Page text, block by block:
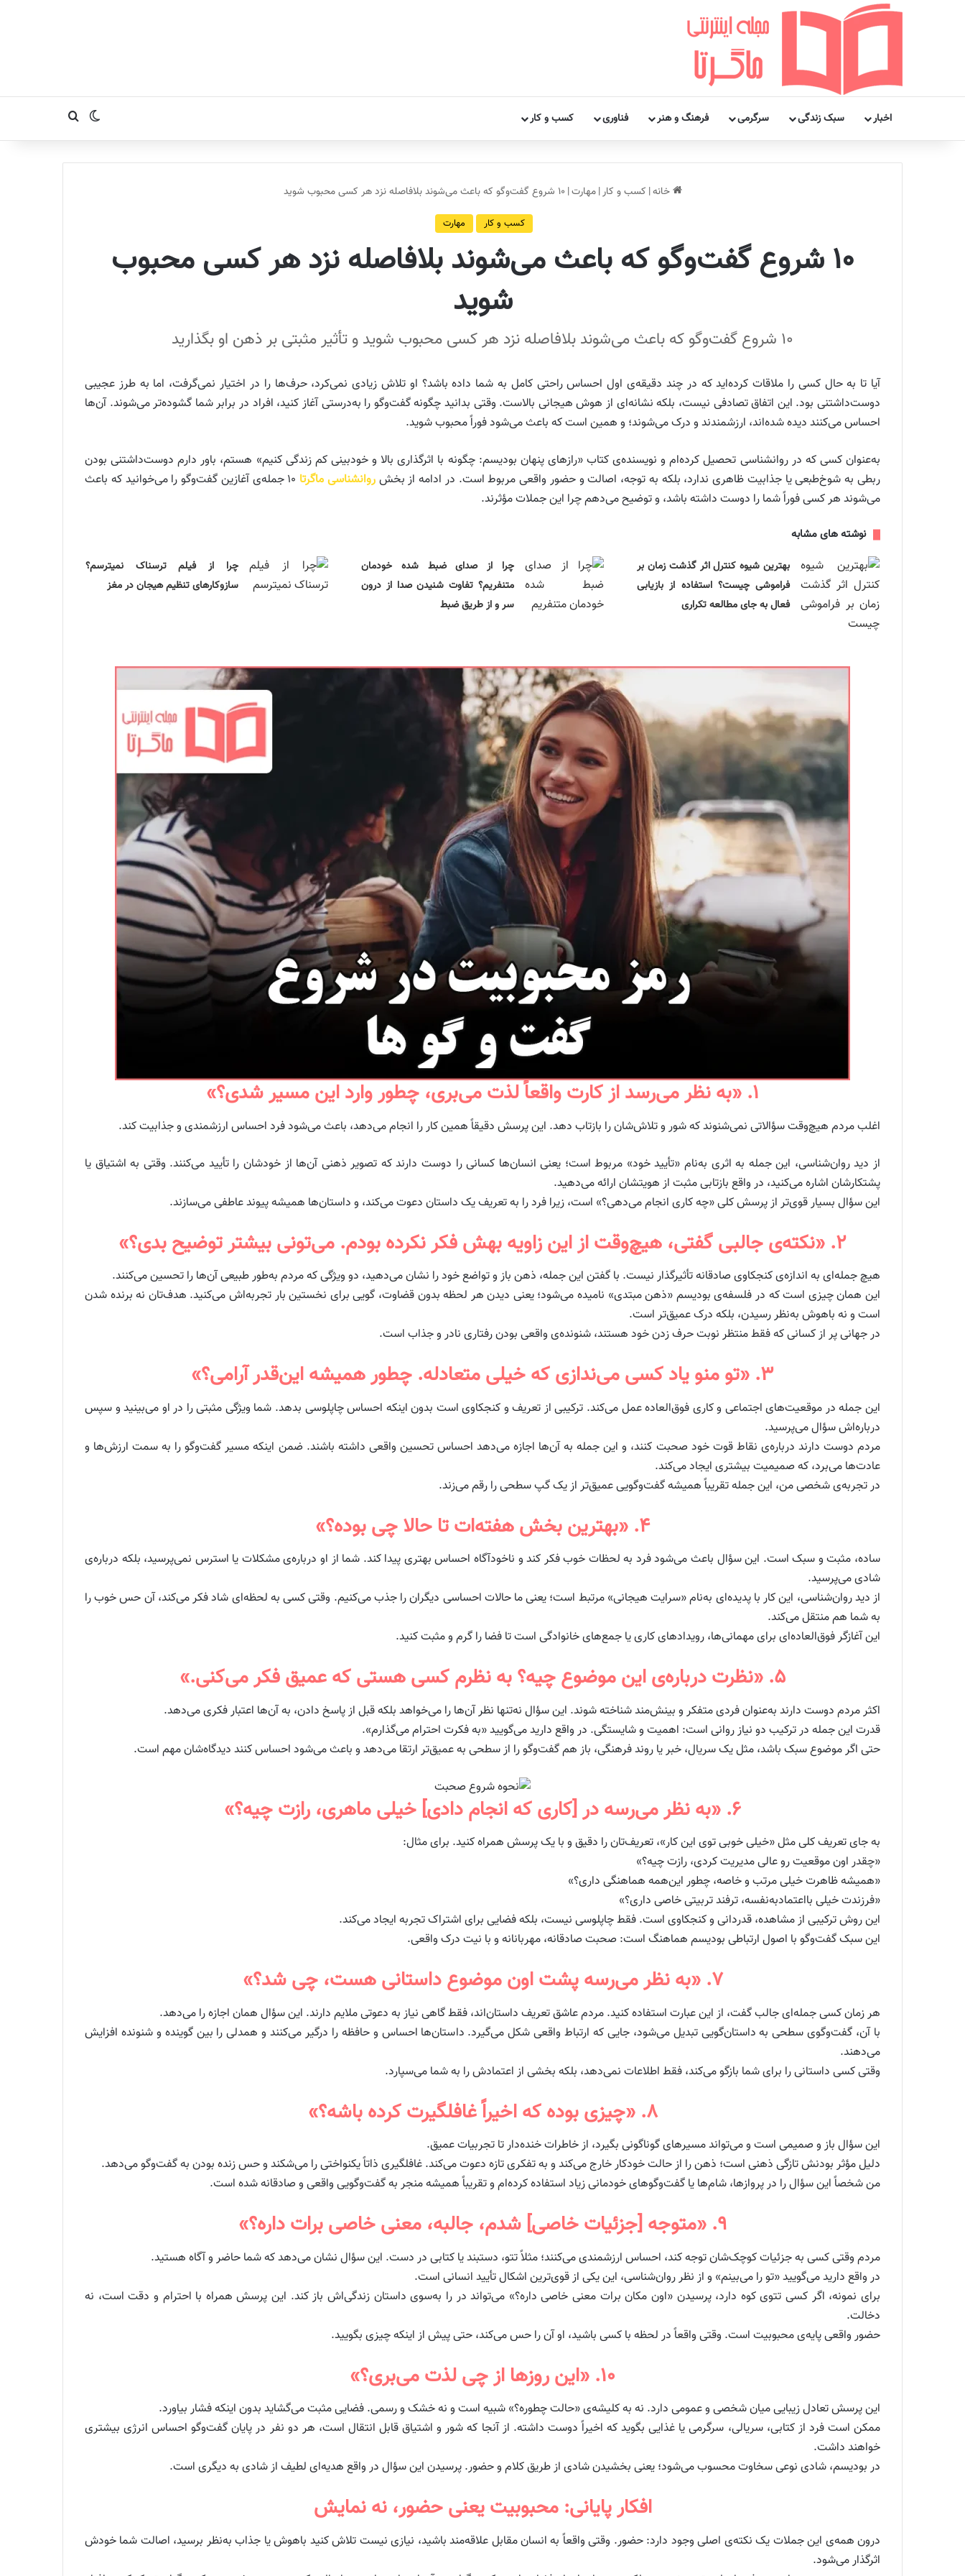
اخبار سبک زندگی سرگرمی فرهنگ و هنر فناوری کسب و کار تغییر پوستهجستجو برای
خانه| کسب و کار| مهارت| ۱۰ شروع گفت‌وگو که باعث می‌شوند بلافاصله نزد هر کسی محبوب شوید
کسب و کار مهارت
۱۰ شروع گفت‌وگو که باعث می‌شوند بلافاصله نزد هر کسی محبوب
شوید
۱۰ شروع گفت‌وگو که باعث می‌شوند بلافاصله نزد هر کسی محبوب شوید و تأثیر مثبتی بر ذهن او بگذارید
آیا تا به حال کسی را ملاقات کرده‌اید که در چند دقیقه‌ی اول احساس راحتی کامل به شما داده باشد؟ او تلاش زیادی نمی‌کرد، حرف‌ها را در اختیار نمی‌گرفت، اما به طرز عجیبی
دوست‌داشتنی بود. این اتفاق تصادفی نیست، بلکه نشانه‌ای از هوش هیجانی بالاست. وقتی بدانید چگونه گفت‌وگو را به‌درستی آغاز کنید، افراد در برابر شما گشوده‌تر می‌شوند. آن‌ها
احساس می‌کنند دیده شده‌اند، ارزشمندند و درک می‌شوند؛ و همین است که باعث می‌شود فوراً محبوب شوید.
به‌عنوان کسی که در روانشناسی تحصیل کرده‌ام و نویسنده‌ی کتاب «رازهای پنهان بودیسم: چگونه با اثرگذاری بالا و خودبینی کم زندگی کنیم» هستم، باور دارم دوست‌داشتنی بودن
ربطی به شوخ‌طبعی یا جذابیت ظاهری ندارد، بلکه به توجه، اصالت و حضور واقعی مربوط است. در ادامه از بخشروانشناسی ماگرتا
۱۰ جمله‌ی آغازین گفت‌وگو را می‌خوانید که باعث
می‌شوند هر کسی فوراً شما را دوست داشته باشد، و توضیح می‌دهم چرا این جملات مؤثرند.
نوشته های مشابه
بهترین شیوه کنترل اثر گذشت زمان بر
فراموشی چیست؟ استفاده از بازیابی
فعال به جای مطالعه تکراری
چرا از صدای ضبط شده خودمان
متنفریم؟ تفاوت شنیدن صدا از درون
سر و از طریق ضبط
چرا از فیلم ترسناک نمیترسم؟
سازوکارهای تنظیم هیجان در مغز
۱. «به نظر می‌رسد از کارت واقعاً لذت می‌بری، چطور وارد این مسیر شدی؟»
اغلب مردم هیچ‌وقت سؤالاتی نمی‌شنوند که شور و تلاش‌شان را بازتاب دهد. این پرسش دقیقاً همین کار را انجام می‌دهد، باعث می‌شود فرد احساس ارزشمندی و جذابیت کند.
از دید روان‌شناسی، این جمله به اثری به‌نام «تأیید خود» مربوط است؛ یعنی انسان‌ها کسانی را دوست دارند که تصویر ذهنی آن‌ها از خودشان را تأیید می‌کنند. وقتی به اشتیاق یا
پشتکارشان اشاره می‌کنید، در واقع بازتابی مثبت از هویتشان ارائه می‌دهید.
این سؤال بسیار قوی‌تر از پرسش کلی «چه کاری انجام می‌دهی؟» است، زیرا فرد را به تعریف یک داستان دعوت می‌کند، و داستان‌ها همیشه پیوند عاطفی می‌سازند.
۲. «نکته‌ی جالبی گفتی، هیچ‌وقت از این زاویه بهش فکر نکرده بودم. می‌تونی بیشتر توضیح بدی؟»
هیچ جمله‌ای به اندازه‌ی کنجکاوی صادقانه تأثیرگذار نیست. با گفتن این جمله، ذهن باز و تواضع خود را نشان می‌دهید، دو ویژگی که مردم به‌طور طبیعی آن‌ها را تحسین می‌کنند.
این همان چیزی است که در فلسفه‌ی بودیسم «ذهن مبتدی» نامیده می‌شود؛ یعنی دیدن هر لحظه بدون قضاوت، گویی برای نخستین بار تجربه‌اش می‌کنید. هدف‌تان نه برنده شدن
است و نه باهوش به‌نظر رسیدن، بلکه درک عمیق‌تر است.
در جهانی پر از کسانی که فقط منتظر نوبت حرف زدن خود هستند، شنونده‌ی واقعی بودن رفتاری نادر و جذاب است.
۳. «تو منو یاد کسی می‌ندازی که خیلی متعادله. چطور همیشه این‌قدر آرامی؟»
این جمله در موقعیت‌های اجتماعی و کاری فوق‌العاده عمل می‌کند. ترکیبی از تعریف و کنجکاوی است بدون اینکه احساس چاپلوسی بدهد. شما ویژگی مثبتی را در او می‌بینید و سپس
درباره‌اش سؤال می‌پرسید.
مردم دوست دارند درباره‌ی نقاط قوت خود صحبت کنند، و این جمله به آن‌ها اجازه می‌دهد احساس تحسین واقعی داشته باشند. ضمن اینکه مسیر گفت‌وگو را به سمت ارزش‌ها و
عادت‌ها می‌برد، که صمیمیت بیشتری ایجاد می‌کند.
در تجربه‌ی شخصی من، این جمله تقریباً همیشه گفت‌وگویی عمیق‌تر از یک گپ سطحی را رقم می‌زند.
۴. «بهترین بخش هفته‌ات تا حالا چی بوده؟»
ساده، مثبت و سبک است. این سؤال باعث می‌شود فرد به لحظات خوب فکر کند و ناخودآگاه احساس بهتری پیدا کند. شما از او درباره‌ی مشکلات یا استرس نمی‌پرسید، بلکه درباره‌ی
شادی می‌پرسید.
از دید روان‌شناسی، این کار با پدیده‌ای به‌نام «سرایت هیجانی» مرتبط است؛ یعنی ما حالات احساسی دیگران را جذب می‌کنیم. وقتی کسی به لحظه‌ای شاد فکر می‌کند، آن حس خوب را
به شما هم منتقل می‌کند.
این آغازگر فوق‌العاده‌ای برای مهمانی‌ها، رویدادهای کاری یا جمع‌های خانوادگی است تا فضا را گرم و مثبت کنید.
۵. «نظرت درباره‌ی این موضوع چیه؟ به نظرم کسی هستی که عمیق فکر می‌کنی.»
اکثر مردم دوست دارند به‌عنوان فردی متفکر و بینش‌مند شناخته شوند. این سؤال نه‌تنها نظر آن‌ها را می‌خواهد بلکه قبل از پاسخ دادن، به آن‌ها اعتبار فکری می‌دهد.
قدرت این جمله در ترکیب دو نیاز روانی است: اهمیت و شایستگی. در واقع دارید می‌گویید «به فکرت احترام می‌گذارم».
حتی اگر موضوع سبک باشد، مثل یک سریال، خبر یا روند فرهنگی، باز هم گفت‌وگو را از سطحی به عمیق‌تر ارتقا می‌دهد و باعث می‌شود احساس کنند دیدگاه‌شان مهم است.
۶. «به نظر می‌رسه در [کاری که انجام دادی] خیلی ماهری، رازت چیه؟»
به جای تعریف کلی مثل «خیلی خوبی توی این کار»، تعریف‌تان را دقیق و با یک پرسش همراه کنید. برای مثال:
«چقدر اون موقعیت رو عالی مدیریت کردی، رازت چیه؟»
«همیشه ظاهرت خیلی مرتب و خاصه، چطور این‌همه هماهنگی داری؟»
«فرزندت خیلی بااعتمادبه‌نفسه، ترفند تربیتی خاصی داری؟»
این روش ترکیبی از مشاهده، قدردانی و کنجکاوی است. فقط چاپلوسی نیست، بلکه فضایی برای اشتراک تجربه ایجاد می‌کند.
این سبک گفت‌وگو با اصول ارتباطی بودیسم هماهنگ است: صحبت صادقانه، مهربانانه و با نیت درک واقعی.
۷. «به نظر می‌رسه پشت اون موضوع داستانی هست، چی شد؟»
هر زمان کسی جمله‌ای جالب گفت، از این عبارت استفاده کنید. مردم عاشق تعریف داستان‌اند، فقط گاهی نیاز به دعوتی ملایم دارند. این سؤال همان اجازه را می‌دهد.
با آن، گفت‌وگوی سطحی به داستان‌گویی تبدیل می‌شود، جایی که ارتباط واقعی شکل می‌گیرد. داستان‌ها احساس و حافظه را درگیر می‌کنند و همدلی را بین گوینده و شنونده افزایش
می‌دهند.
وقتی کسی داستانی را برای شما بازگو می‌کند، فقط اطلاعات نمی‌دهد، بلکه بخشی از اعتمادش را به شما می‌سپارد.
۸. «چیزی بوده که اخیراً غافلگیرت کرده باشه؟»
این سؤال باز و صمیمی است و می‌تواند مسیرهای گوناگونی بگیرد، از خاطرات خنده‌دار تا تجربیات عمیق.
دلیل مؤثر بودنش تازگی ذهنی است؛ ذهن را از حالت خودکار خارج می‌کند و به تفکری تازه دعوت می‌کند. غافلگیری ذاتاً یکنواختی را می‌شکند و حس زنده بودن به گفت‌وگو می‌دهد.
من شخصاً این سؤال را در پروازها، شام‌ها یا گفت‌وگوهای خودمانی زیاد استفاده کرده‌ام و تقریباً همیشه منجر به گفت‌وگویی واقعی و صادقانه شده است.
۹. «متوجه [جزئیات خاصی] شدم، جالبه، معنی خاصی برات داره؟»
مردم وقتی کسی به جزئیات کوچک‌شان توجه کند، احساس ارزشمندی می‌کنند؛ مثلاً تتو، دستبند یا کتابی در دست. این سؤال نشان می‌دهد که شما حاضر و آگاه هستید.
در واقع دارید می‌گویید «تو را می‌بینم» و از نظر روان‌شناسی، این یکی از قوی‌ترین اشکال تأیید انسانی است.
برای نمونه، اگر کسی تتوی کوه دارد، پرسیدن «اون مکان برات معنی خاصی داره؟» می‌تواند در را به‌سوی داستان زندگی‌اش باز کند. این پرسش همراه با احترام و دقت است، نه
دخالت.
حضور واقعی پایه‌ی محبوبیت است. وقتی واقعاً در لحظه با کسی باشید، او آن را حس می‌کند، حتی پیش از اینکه چیزی بگویید.
۱۰. «این روزها از چی لذت می‌بری؟»
این پرسش تعادل زیبایی میان شخصی و عمومی دارد. نه به کلیشه‌ی «حالت چطوره؟» شبیه است و نه خشک و رسمی. فضایی مثبت می‌گشاید بدون اینکه فشار بیاورد.
ممکن است فرد از کتابی، سریالی، سرگرمی یا غذایی بگوید که اخیراً دوست داشته. از آنجا که شور و اشتیاق قابل انتقال است، هر دو نفر در پایان گفت‌وگو احساس انرژی بیشتری
خواهند داشت.
در بودیسم، شادی نوعی سخاوت محسوب می‌شود؛ یعنی بخشیدن شادی از طریق کلام و حضور. پرسیدن این سؤال در واقع هدیه‌ای لطیف از شادی به دیگری است.
افکار پایانی: محبوبیت یعنی حضور، نه نمایش
درون همه‌ی این جملات یک نکته‌ی اصلی وجود دارد: حضور. وقتی واقعاً به انسان مقابل علاقه‌مند باشید، نیازی نیست تلاش کنید باهوش یا جذاب به‌نظر برسید، اصالت شما خودش
اثرگذار می‌شود.